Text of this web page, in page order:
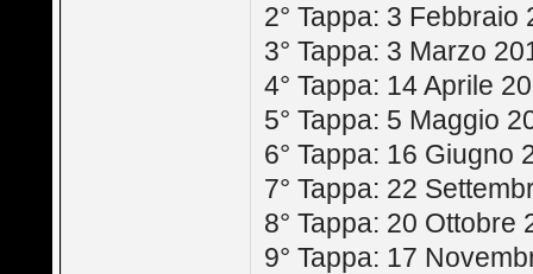
2° Tappa: 3 Febbraio
3° Tappa: 3 Marzo
4° Tappa: 14 Aprile
5° Tappa: 5 Maggio
6° Tappa: 16 Giugno
7° Tappa: 22
8° Tappa: 20 Ottobre
9° Tappa: 17